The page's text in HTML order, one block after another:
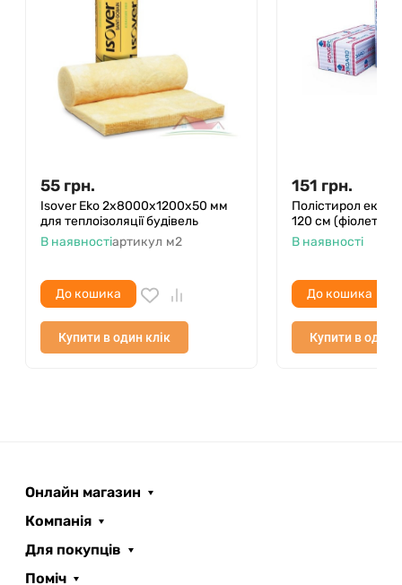
55 грн.
Isover Eko 2x8000х1200х50 мм
для теплоізоляції будівель
В наявностіартикул м2
До кошика
Купити в один клік
151 грн.
Полістирол ек.
120 см (фіолет) 8
В наявності
До кошика
Купити в один
Онлайн магазин
Компанія
Для покупців
Поміч